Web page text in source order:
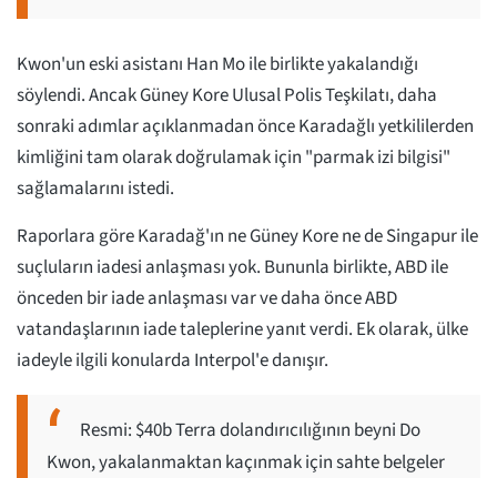
Kwon'un eski asistanı Han Mo ile birlikte yakalandığı
söylendi. Ancak Güney Kore Ulusal Polis Teşkilatı, daha
sonraki adımlar açıklanmadan önce Karadağlı yetkililerden
kimliğini tam olarak doğrulamak için "parmak izi bilgisi"
sağlamalarını istedi.
Raporlara göre Karadağ'ın ne Güney Kore ne de Singapur ile
suçluların iadesi anlaşması yok. Bununla birlikte, ABD ile
önceden bir iade anlaşması var ve daha önce ABD
vatandaşlarının iade taleplerine yanıt verdi. Ek olarak, ülke
iadeyle ilgili konularda Interpol'e danışır.
Resmi: $40b Terra dolandırıcılığının beyni Do
Kwon, yakalanmaktan kaçınmak için sahte belgeler